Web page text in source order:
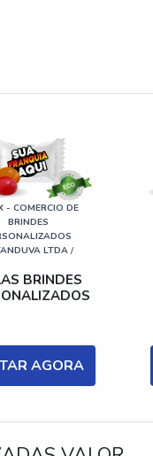
- COMERCIO DE
BRINDES
LTDA /
BRINDES
AGORA